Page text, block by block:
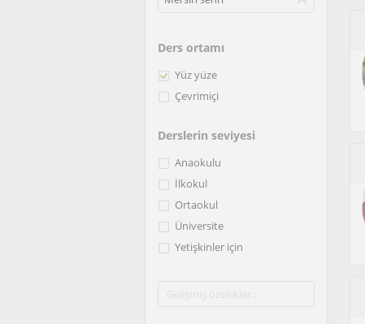
Ders ortamı
Yüz yüze
Çevrimiçi
Derslerin seviyesi
Anaokulu
İlkokul
Ortaokul
Üniversite
Yetişkinler için